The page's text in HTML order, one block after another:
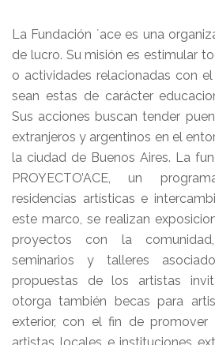
La Fundación ´ace es una
de lucro. Su misión es estimular
o actividades relacionadas con
sean estas de carácter
Sus acciones buscan tender
extranjeros y argentinos en el
la ciudad de Buenos Aires. La
PROYECTO’ACE, un
residencias artísticas e
este marco, se realizan
proyectos con la
seminarios y talleres
propuestas de los artistas
otorga también becas para
exterior, con el fin de